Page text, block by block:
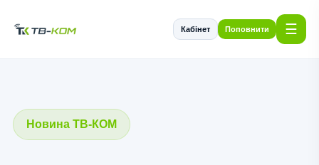
Кабінет Поповнити ☰
Новина ТВ-КОМ